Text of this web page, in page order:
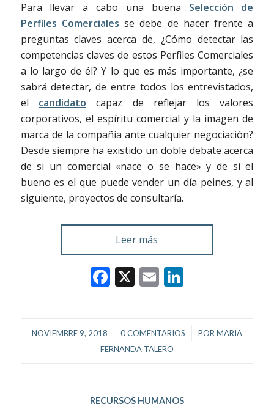
Para llevar a cabo una buena Selección de
Perfiles Comerciales se debe de hacer frente a
preguntas claves acerca de, ¿Cómo detectar las
competencias claves de estos Perfiles Comerciales
a lo largo de él? Y lo que es más importante, ¿se
sabrá detectar, de entre todos los entrevistados,
el candidato capaz de reflejar los valores
corporativos, el espíritu comercial y la imagen de
marca de la compañía ante cualquier negociación?
Desde siempre ha existido un doble debate acerca
de si un comercial «nace o se hace» y de si el
bueno es el que puede vender un día peines, y al
siguiente, proyectos de consultaría.
Leer más
Facebook
X EmailLinkedIn
NOVIEMBRE 9, 2018
/ 0 COMENTARIOS
/ PORMARIA
FERNANDA TALERO
RECURSOS HUMANOS